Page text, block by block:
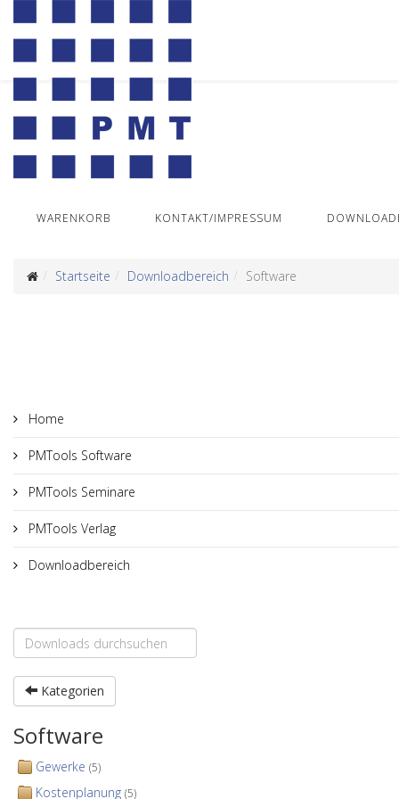
WARENKORB KONTAKT/IMPRESSUM
Startseite Downloadbereich Software
Home
PMTools Software
PMTools Seminare
PMTools Verlag
Downloadbereich
Kategorien
Software
Gewerke (5)
Kostenplanung (5)